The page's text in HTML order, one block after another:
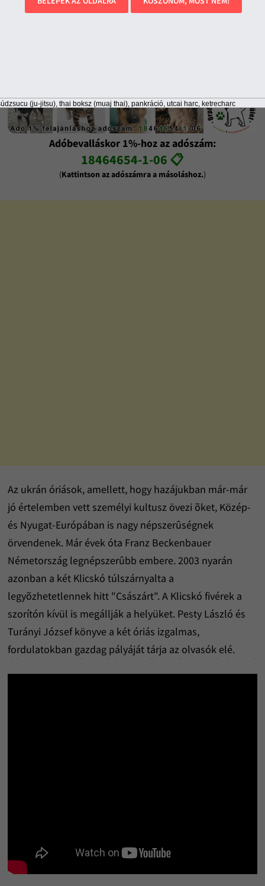
(ju-jitsu), thai boksz (muaj thai), pankráció, utcai harc, ketrecharc
"A profi boksz fehér istenei", "A Tyson-Lewis utáni
Adóbevalláskor 1%-hoz az adószám:
18464654-1-06 📋
(Kattintson az adószámra a másoláshoz.)
Az ukrán óriások, amellett, hogy hazájukban már-már
jó értelemben vett személyi kultusz övezi õket, Közép-
és Nyugat-Európában is nagy népszerûségnek
örvendenek. Már évek óta Franz Beckenbauer
Németország legnépszerûbb embere. 2003 nyarán
azonban a két Klicskó túlszárnyalta a
legyõzhetetlennek hitt "Császárt". A Klicskó fivérek a
szorítón kívül is megállják a helyüket. Pesty László és
Turányi József könyve a két óriás izgalmas,
fordulatokban gazdag pályáját tárja az olvasók elé.